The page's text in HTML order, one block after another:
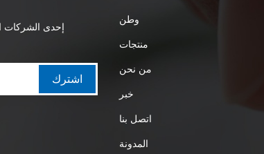
اشترك
وطن
منتجات
من نحن
خبر
اتصل بنا
المدونة